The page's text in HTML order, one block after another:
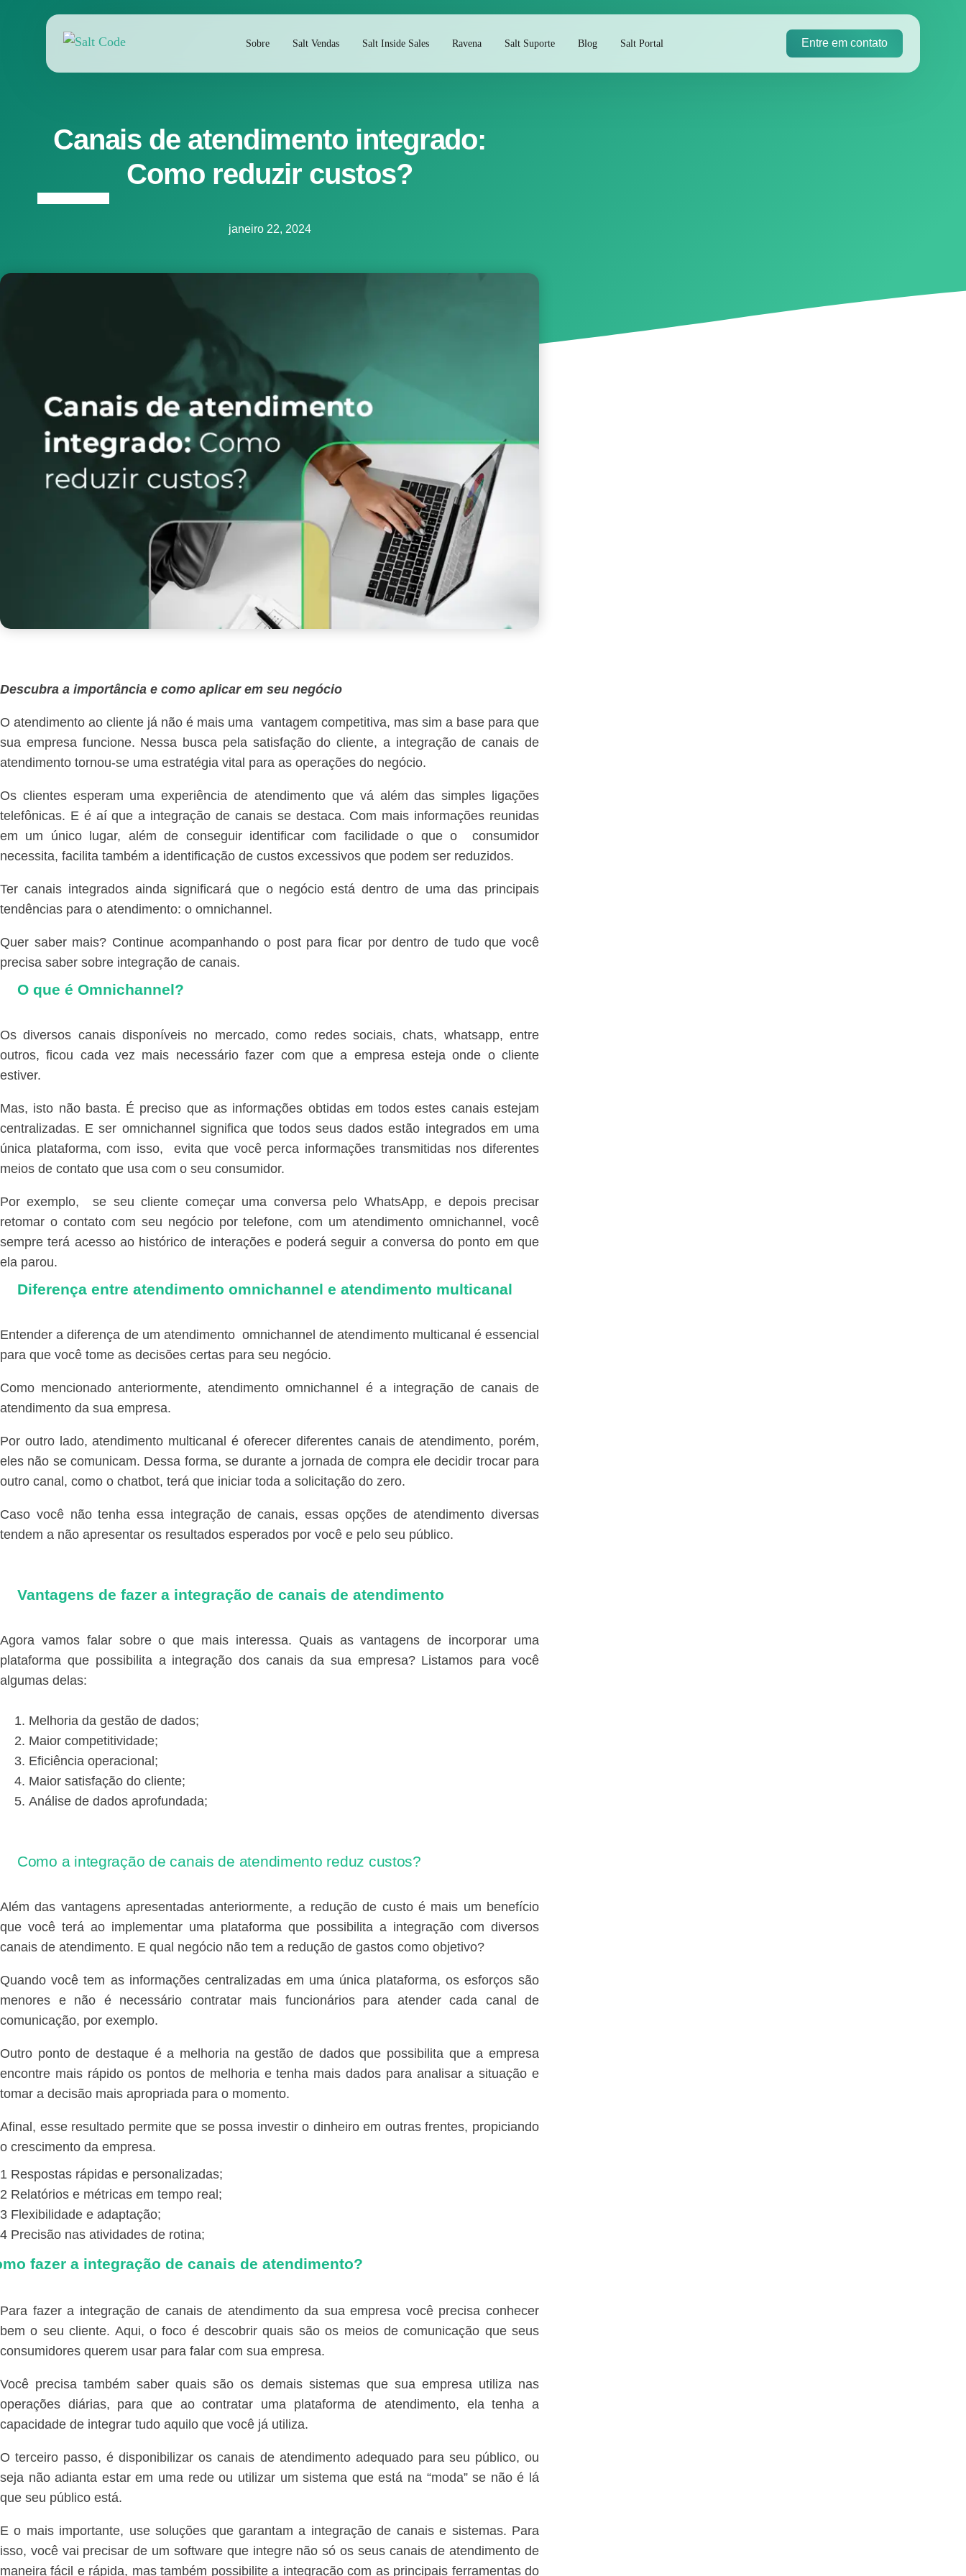
Sobre Salt Vendas Salt Inside Sales Ravena Salt Suporte Blog Salt Portal Entre em contato
Canais de atendimento integrado:
Como reduzir custos?
janeiro 22, 2024
Descubra a importância e como aplicar em seu negócio
O atendimento ao cliente já não é mais uma vantagem competitiva, mas sim a base para que
sua empresa funcione. Nessa busca pela satisfação do cliente, a integração de canais de
atendimento tornou-se uma estratégia vital para as operações do negócio.
Os clientes esperam uma experiência de atendimento que vá além das simples ligações
telefônicas. E é aí que a integração de canais se destaca. Com mais informações reunidas
em um único lugar, além de conseguir identificar com facilidade o que o consumidor
necessita, facilita também a identificação de custos excessivos que podem ser reduzidos.
Ter canais integrados ainda significará que o negócio está dentro de uma das principais
tendências para o atendimento: o omnichannel.
Quer saber mais? Continue acompanhando o post para ficar por dentro de tudo que você
precisa saber sobre integração de canais.
O que é Omnichannel?
Os diversos canais disponíveis no mercado, como redes sociais, chats, whatsapp, entre
outros, ficou cada vez mais necessário fazer com que a empresa esteja onde o cliente
estiver.
Mas, isto não basta. É preciso que as informações obtidas em todos estes canais estejam
centralizadas. E ser omnichannel significa que todos seus dados estão integrados em uma
única plataforma, com isso, evita que você perca informações transmitidas nos diferentes
meios de contato que usa com o seu consumidor.
Por exemplo, se seu cliente começar uma conversa pelo WhatsApp, e depois precisar
retomar o contato com seu negócio por telefone, com um atendimento omnichannel, você
sempre terá acesso ao histórico de interações e poderá seguir a conversa do ponto em que
ela parou.
Diferença entre atendimento omnichannel e atendimento multicanal
Entender a diferença de um atendimento omnichannel de atendimento multicanal é essencial
para que você tome as decisões certas para seu negócio.
Como mencionado anteriormente, atendimento omnichannel é a integração de canais de
atendimento da sua empresa.
Por outro lado, atendimento multicanal é oferecer diferentes canais de atendimento, porém,
eles não se comunicam. Dessa forma, se durante a jornada de compra ele decidir trocar para
outro canal, como o chatbot, terá que iniciar toda a solicitação do zero.
Caso você não tenha essa integração de canais, essas opções de atendimento diversas
tendem a não apresentar os resultados esperados por você e pelo seu público.
Vantagens de fazer a integração de canais de atendimento
Agora vamos falar sobre o que mais interessa. Quais as vantagens de incorporar uma
plataforma que possibilita a integração dos canais da sua empresa? Listamos para você
algumas delas:
Melhoria da gestão de dados;
Maior competitividade;
Eficiência operacional;
Maior satisfação do cliente;
Análise de dados aprofundada;
Como a integração de canais de atendimento reduz custos?
Além das vantagens apresentadas anteriormente, a redução de custo é mais um benefício
que você terá ao implementar uma plataforma que possibilita a integração com diversos
canais de atendimento. E qual negócio não tem a redução de gastos como objetivo?
Quando você tem as informações centralizadas em uma única plataforma, os esforços são
menores e não é necessário contratar mais funcionários para atender cada canal de
comunicação, por exemplo.
Outro ponto de destaque é a melhoria na gestão de dados que possibilita que a empresa
encontre mais rápido os pontos de melhoria e tenha mais dados para analisar a situação e
tomar a decisão mais apropriada para o momento.
Afinal, esse resultado permite que se possa investir o dinheiro em outras frentes, propiciando
o crescimento da empresa.
1 Respostas rápidas e personalizadas;
2 Relatórios e métricas em tempo real;
3 Flexibilidade e adaptação;
4 Precisão nas atividades de rotina;
fazer a integração de canais de atendimento?
Para fazer a integração de canais de atendimento da sua empresa você precisa conhecer
bem o seu cliente. Aqui, o foco é descobrir quais são os meios de comunicação que seus
consumidores querem usar para falar com sua empresa.
Você precisa também saber quais são os demais sistemas que sua empresa utiliza nas
operações diárias, para que ao contratar uma plataforma de atendimento, ela tenha a
capacidade de integrar tudo aquilo que você já utiliza.
O terceiro passo, é disponibilizar os canais de atendimento adequado para seu público, ou
seja não adianta estar em uma rede ou utilizar um sistema que está na “moda” se não é lá
que seu público está.
E o mais importante, use soluções que garantam a integração de canais e sistemas. Para
isso, você vai precisar de um software que integre não só os seus canais de atendimento de
maneira fácil e rápida, mas também possibilite a integração com as principais ferramentas do